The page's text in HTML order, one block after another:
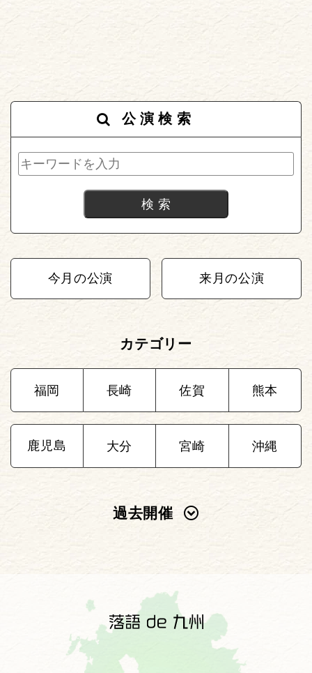
公演検索
今月の公演 来月の公演
カテゴリー
福岡 長崎 佐賀 熊本
鹿児島 大分 宮崎 沖縄
過去開催
2022年